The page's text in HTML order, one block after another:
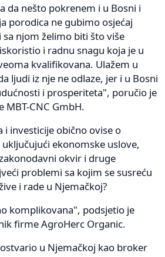
da nešto pokrenem i u Bosni i
porodica ne gubimo osjećaj
njom želimo biti što više
i radnu snagu koja je u
kvalifikovana. Ulažem u
ljudi iz nje ne odlaze, jer i u Bosni
i prosperiteta", poručio je
CNC GmbH.
i investicije obično ovise o
ekonomske uslove,
okvir i druge
problemi sa kojim se susreću
i rade u Njemačkoj?
komplikovana", podsjetio je
firme AgroHerc Organic.
u Njemačkoj kao broker